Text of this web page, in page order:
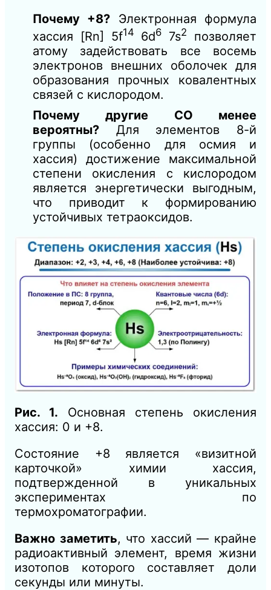
Почему +8? Электронная формула
хассия [Rn] 5f14 6d6 7s2
позволяет
атому задействовать все восемь
электронов внешних оболочек для
образования прочных ковалентных
связей с кислородом.
Почему другие СО менее
вероятны? Для элементов 8-й
группы (особенно для осмия и
хассия) достижение максимальной
степени окисления с кислородом
является энергетически выгодным,
что приводит к формированию
устойчивых тетраоксидов.
Рис. 1. Основная степень окисления
хассия: 0 и +8.
Состояние +8 является «визитной
карточкой» химии хассия,
подтвержденной в уникальных
экспериментах по
термохроматографии.
Важно заметить, что хассий — крайне
радиоактивный элемент, время жизни
изотопов которого составляет доли
секунды или минуты.